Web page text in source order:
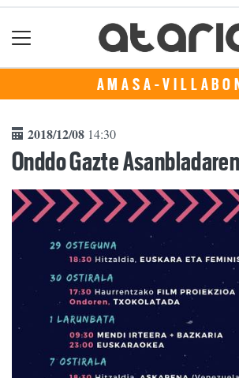
AMASA-
2018/12/08 14:30
Onddo Gazte